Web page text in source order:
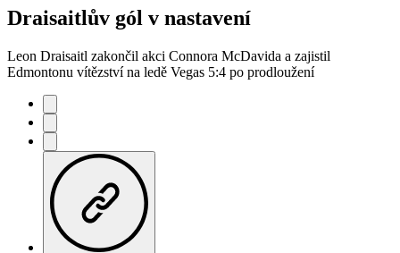
Draisaitlův gól v nastavení
Leon Draisaitl zakončil akci Connora McDavida a zajistil
Edmontonu vítězství na ledě Vegas 5:4 po prodloužení